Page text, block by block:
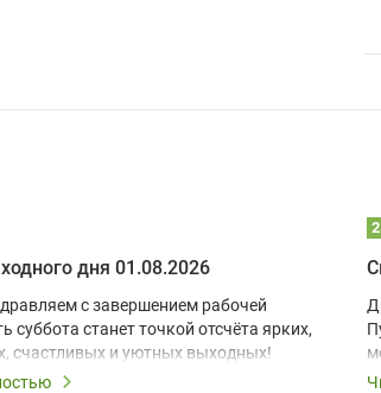
дня 01.08.2026
с завершением рабочей
суббота станет точкой отсчёта ярких,
счастливых и уютных выходных!